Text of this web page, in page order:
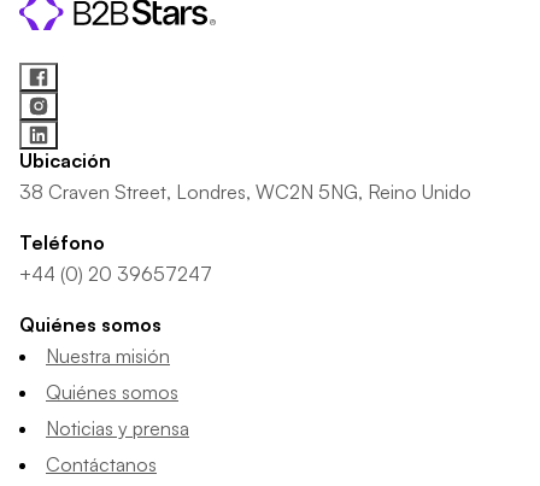
Ubicación
38 Craven Street, Londres, WC2N 5NG, Reino Unido
Teléfono
+44 (0) 20 39657247
Quiénes somos
Nuestra misión
Quiénes somos
Noticias y prensa
Contáctanos